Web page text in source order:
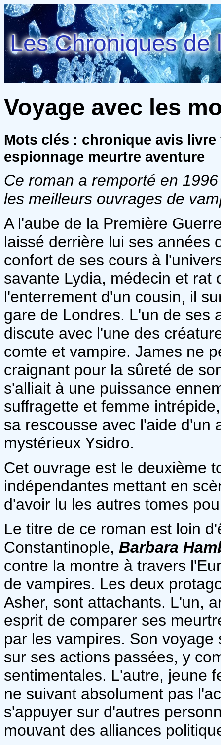
Les Chroniques de
Voyage avec les
Mots clés : chronique avis
espionnage meurtre aventure
Ce roman a remporté en
les meilleurs ouvrages de
A l'aube de la Première
laissé derrière lui ses années
confort de ses cours à
savante Lydia, médecin et rat
l'enterrement d'un cousin, il
gare de Londres. L'un de ses
discute avec l'une des
comte et vampire. James ne
craignant pour la sûreté de
s'alliait à une puissance
suffragette et femme
sa rescousse avec l'aide d'un
mystérieux Ysidro.
Cet ouvrage est le deuxième
indépendantes mettant en
d'avoir lu les autres tomes
Le titre de ce roman est loin
Constantinople, Barbara
contre la montre à travers
de vampires. Les deux
Asher, sont attachants. L'un,
esprit de comparer ses
par les vampires. Son
sur ses actions passées, y
sentimentales. L'autre, jeune
ne suivant absolument pas
s'appuyer sur d'autres
mouvant des alliances